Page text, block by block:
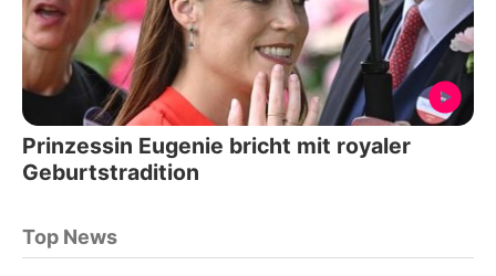
Prinzessin Eugenie bricht mit royaler
Geburtstradition
Top News